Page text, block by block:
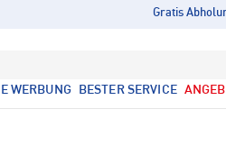
Gratis
WERBUNG BESTER SERVICE